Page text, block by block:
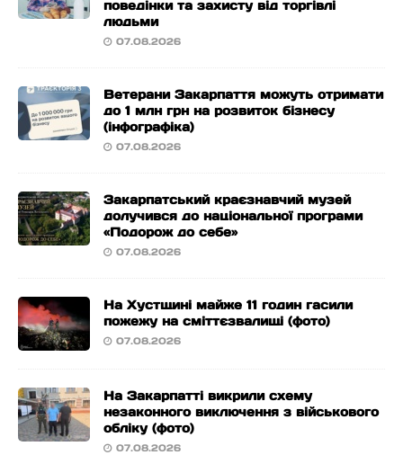
поведінки та захисту від торгівлі
людьми
07.08.2026
Ветерани Закарпаття можуть отримати
до 1 млн грн на розвиток бізнесу
(інфографіка)
07.08.2026
Закарпатський краєзнавчий музей
долучився до національної програми
«Подорож до себе»
07.08.2026
На Хустщині майже 11 годин гасили
пожежу на сміттєзвалищі (фото)
07.08.2026
На Закарпатті викрили схему
незаконного виключення з військового
обліку (фото)
07.08.2026